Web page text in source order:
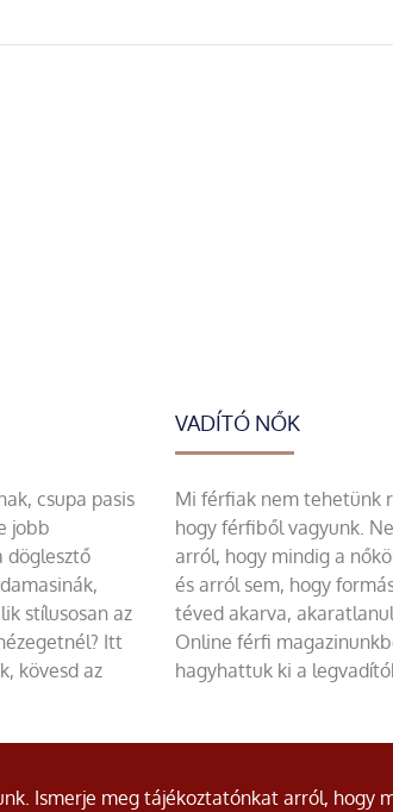
csupa pasis
jobb
döglesztő
stílusosan az
Itt
kövesd az
VADÍTÓ NŐK
Mi férfiak nem tehetünk
hogy férfiből vagyunk.
arról, hogy mindig a
és arról sem, hogy
téved akarva,
Online férfi
hagyhattuk ki a
Ismerje meg tájékoztatónkat arról, hogy